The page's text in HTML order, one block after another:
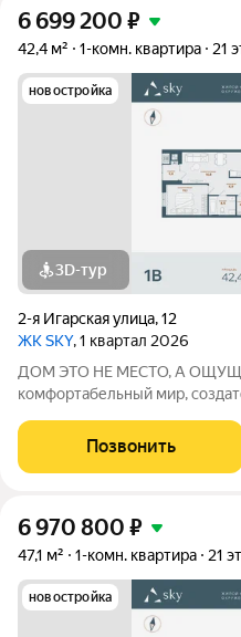
6 699 200 ₽
42,4 м² 1-комн. квартира 21
новостройка
3D-тур
2-я Игарская улица,12
ЖК SKY, 1 квартал 2026
ДОМ ЭТО НЕ МЕСТО, А ОЩУЩЕНИЕ. SKY многогранный и
комфортабельный мир,
комфортом современных
тщательно продуманной
Позвонить
6 970 800 ₽
47,1 м² 1-комн. квартира 21
новостройка